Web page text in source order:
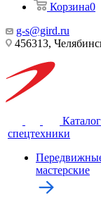
Корзина0
g-s@gird.ru
456313,
Каталог
спецтехники
мастерские